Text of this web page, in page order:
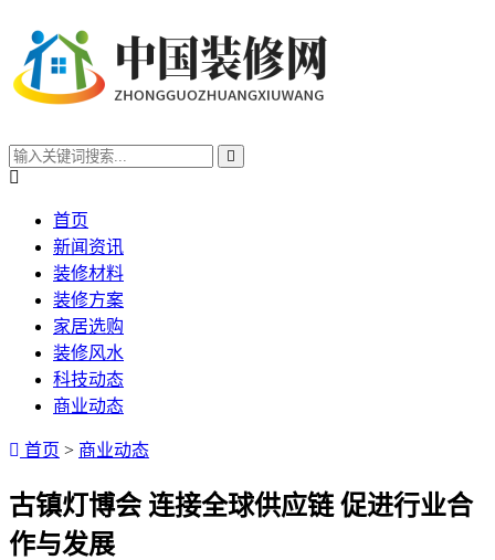
首页
新闻资讯
装修材料
装修方案
家居选购
装修风水
科技动态
商业动态
首页 > 商业动态
古镇灯博会 连接全球供应链 促进行业合
作与发展